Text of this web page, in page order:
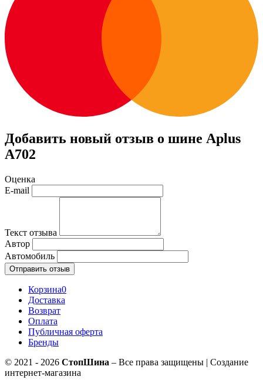
Добавить новый отзыв о шине Aplus
A702
Оценка
E-mail
Текст отзыва
Автор
Автомобиль
Отправить отзыв
Корзина0
Доставка
Возврат
Оплата
Публичная оферта
Бренды
© 2021 - 2026 СтопШина – Все права защищены | Создание
интернет-магазина